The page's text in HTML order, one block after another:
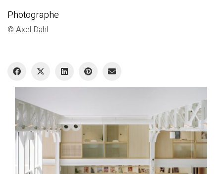
Photographe
© Axel Dahl